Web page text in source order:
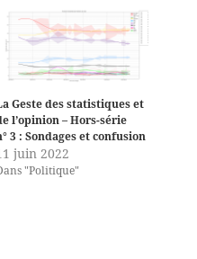
Geste des statistiques et
l’opinion – Hors-série
3 : Sondages et confusion
juin 2022
"Politique"